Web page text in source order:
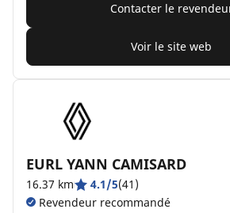
Contacter le
Voir le site web
EURL YANN CAMISARD
16.37 km 4.1/5(41)
Revendeur recommandé